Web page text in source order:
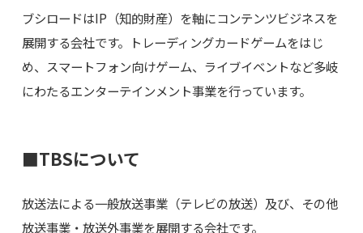
ブシロードはIP（知的財産）を軸にコンテンツビジネスを
展開する会社です。トレーディングカードゲームをはじ
め、スマートフォン向けゲーム、ライブイベントなど多岐
にわたるエンターテインメント事業を行っています。
■TBSについて
放送法による一般放送事業（テレビの放送）及び、その他
放送事業・放送外事業を展開する会社です。